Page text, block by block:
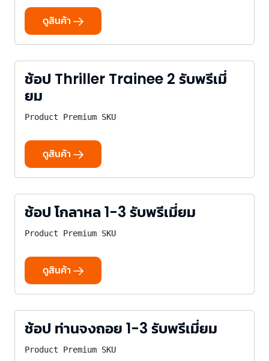
ดูสินค้า
ช้อป Thriller Trainee 2 รับพรีเมี่
ยม
Product Premium SKU
ดูสินค้า
ช้อป โกลาหล 1-3 รับพรีเมี่ยม
Product Premium SKU
ดูสินค้า
ช้อป ท่านจงถอย 1-3 รับพรีเมี่ยม
Product Premium SKU